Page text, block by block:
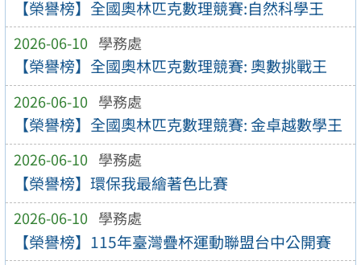
【榮譽榜】全國奧林匹克數理競賽:自然科學王
2026-06-10 學務處
【榮譽榜】全國奧林匹克數理競賽: 奧數挑戰王
2026-06-10 學務處
【榮譽榜】全國奧林匹克數理競賽: 金卓越數學王
2026-06-10 學務處
【榮譽榜】環保我最繪著色比賽
2026-06-10 學務處
【榮譽榜】115年臺灣疊杯運動聯盟台中公開賽